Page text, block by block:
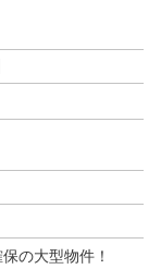
の大型物件！